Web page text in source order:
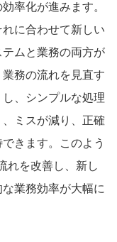
率化が進みます。
に合わせて新しい
ムと業務の両方が
務の流れを見直す
、シンプルな処理
ミスが減り、正確
きます。このよう
れを改善し、新し
業務効率が大幅に